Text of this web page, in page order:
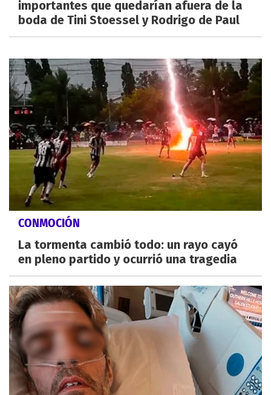
importantes que quedarían afuera de la
boda de Tini Stoessel y Rodrigo de Paul
CONMOCIÓN
La tormenta cambió todo: un rayo cayó
en pleno partido y ocurrió una tragedia